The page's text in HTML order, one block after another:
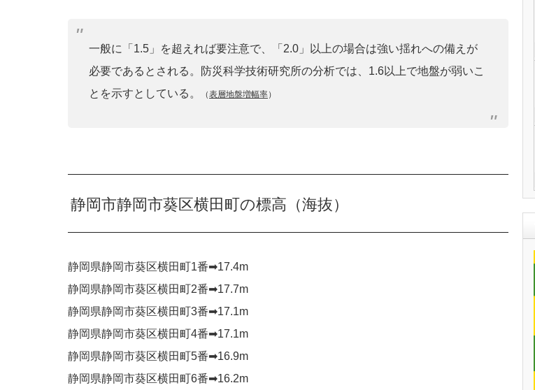
一般に「1.5」を超えれば要注意で、「2.0」以上の場合は強い揺れへの備えが
必要であるとされる。防災科学技術研究所の分析では、1.6以上で地盤が弱いこ
とを示すとしている。
（表層地盤増幅率）
静岡市静岡市葵区横田町の標高（海抜）
静岡県静岡市葵区横田町1番➡︎17.4m
静岡県静岡市葵区横田町2番➡︎17.7m
静岡県静岡市葵区横田町3番➡︎17.1m
静岡県静岡市葵区横田町4番➡︎17.1m
静岡県静岡市葵区横田町5番➡︎16.9m
静岡県静岡市葵区横田町6番➡︎16.2m